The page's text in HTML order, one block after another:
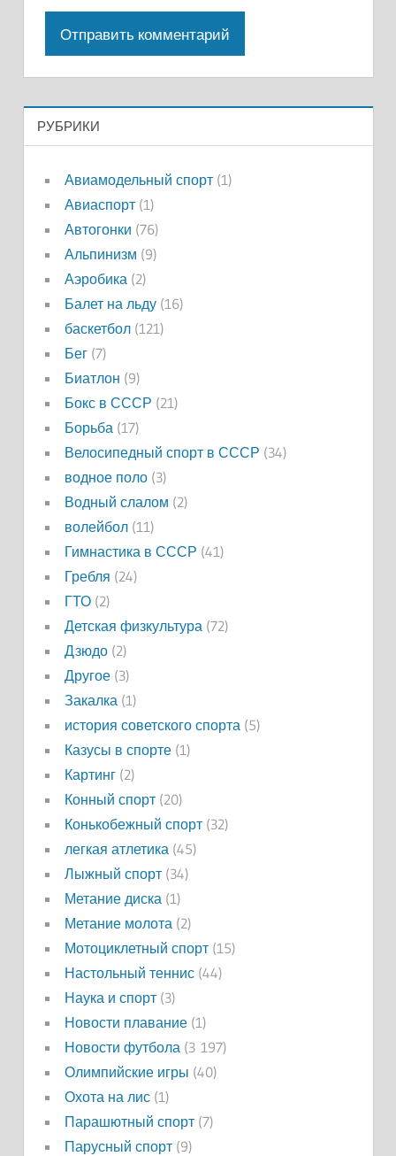
РУБРИКИ
Авиамодельный спорт(1)
Авиаспорт(1)
Автогонки (76)
Альпинизм (9)
Аэробика (2)
Балет на льду(16)
баскетбол(121)
Бег(7)
Биатлон (9)
Бокс в СССР (21)
Борьба (17)
Велосипедный спорт в СССР (34)
водное поло(3)
Водный слалом (2)
волейбол(11)
Гимнастика в СССР (41)
Гребля (24)
ГТО(2)
Детская физкультура (72)
Дзюдо(2)
Другое(3)
Закалка (1)
история советского спорта (5)
Казусы в спорте(1)
Картинг(2)
Конный спорт(20)
Конькобежный спорт(32)
легкая атлетика (45)
Лыжный спорт(34)
Метание диска (1)
Метание молота (2)
Мотоциклетный спорт(15)
Настольный теннис(44)
Наука и спорт(3)
Новости плавание(1)
Новости футбола (3 197)
Олимпийские игры (40)
Охота на лис(1)
Парашютный спорт(7)
Парусный спорт(9)